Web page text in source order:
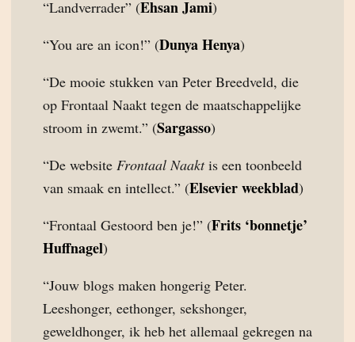
“Landverrader” (Ehsan Jami)
“You are an icon!” (Dunya Henya)
“De mooie stukken van Peter Breedveld, die
op Frontaal Naakt tegen de maatschappelijke
stroom in zwemt.” (Sargasso)
“De website Frontaal Naaktis een toonbeeld
van smaak en intellect.” (Elsevier weekblad)
“Frontaal Gestoord ben je!” (Frits ‘bonnetje’
Huffnagel)
“Jouw blogs maken hongerig Peter.
Leeshonger, eethonger, sekshonger,
geweldhonger, ik heb het allemaal gekregen na